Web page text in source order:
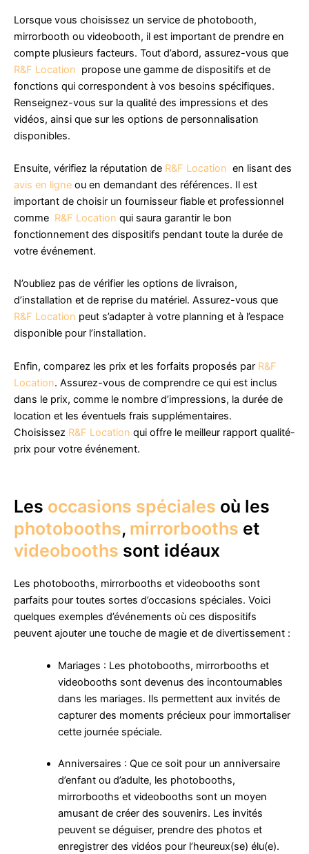
Lorsque vous choisissez un service de photobooth,
mirrorbooth ou videobooth, il est important de prendre en
compte plusieurs facteurs. Tout d’abord, assurez-vous que
R&F Location propose une gamme de dispositifs et de
fonctions qui correspondent à vos besoins spécifiques.
Renseignez-vous sur la qualité des impressions et des
vidéos, ainsi que sur les options de personnalisation
disponibles.
Ensuite, vérifiez la réputation de R&F Location en lisant des
avis en ligne ou en demandant des références. Il est
important de choisir un fournisseur fiable et professionnel
comme R&F Location qui saura garantir le bon
fonctionnement des dispositifs pendant toute la durée de
votre événement.
N’oubliez pas de vérifier les options de livraison,
d’installation et de reprise du matériel. Assurez-vous que
R&F Location peut s’adapter à votre planning et à l’espace
disponible pour l’installation.
Enfin, comparez les prix et les forfaits proposés par R&F
Location. Assurez-vous de comprendre ce qui est inclus
dans le prix, comme le nombre d’impressions, la durée de
location et les éventuels frais supplémentaires.
Choisissez R&F Location qui offre le meilleur rapport qualité-
prix pour votre événement.
Les occasions spéciales où les
photobooths, mirrorbooths et
videobooths sont idéaux
Les photobooths, mirrorbooths et videobooths sont
parfaits pour toutes sortes d’occasions spéciales. Voici
quelques exemples d’événements où ces dispositifs
peuvent ajouter une touche de magie et de divertissement :
Mariages : Les photobooths, mirrorbooths et
videobooths sont devenus des incontournables
dans les mariages. Ils permettent aux invités de
capturer des moments précieux pour immortaliser
cette journée spéciale.
Anniversaires : Que ce soit pour un anniversaire
d’enfant ou d’adulte, les photobooths,
mirrorbooths et videobooths sont un moyen
amusant de créer des souvenirs. Les invités
peuvent se déguiser, prendre des photos et
enregistrer des vidéos pour l’heureux(se) élu(e).